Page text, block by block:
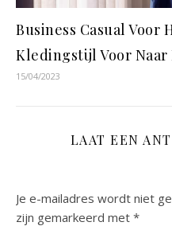
Business Casual Voor
Kledingstijl Voor Naar
15/04/2023
LAAT EEN
Je e-mailadres wordt niet
zijn gemarkeerd met *